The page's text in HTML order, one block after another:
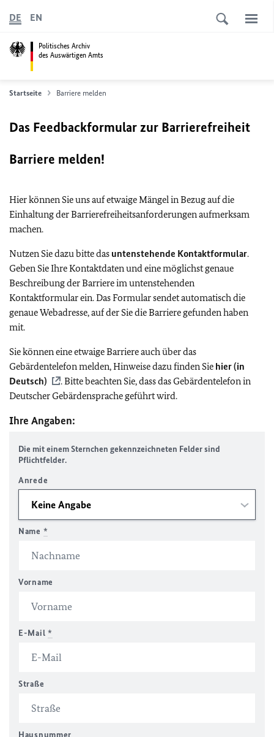
Politisches Archiv
des Auswärtigen Amts
DE EN
Startseite Barriere melden
Das Feedbackformular zur Barrierefreiheit
Barriere melden!
Hier können Sie uns auf etwaige Mängel in Bezug auf die
Einhaltung der Barrierefreiheitsanforderungen aufmerksam
machen.
Nutzen Sie dazu bitte das untenstehende Kontaktformular.
Geben Sie Ihre Kontaktdaten und eine möglichst genaue
Beschreibung der Barriere im untenstehenden
Kontaktformular ein. Das Formular sendet automatisch die
genaue Webadresse, auf der Sie die Barriere gefunden haben
mit.
Sie können eine etwaige Barriere auch über das
Gebärdentelefon melden, Hinweise dazu finden Sie hier (in
Deutsch)
. Bitte beachten Sie, dass das Gebärdentelefon in
Deutscher Gebärdensprache geführt wird.
Ihre Angaben:
Die mit einem Sternchen gekennzeichneten Felder sind
Pflichtfelder.
Anrede
Name *
Vorname
E-Mail *
Straße
Hausnummer